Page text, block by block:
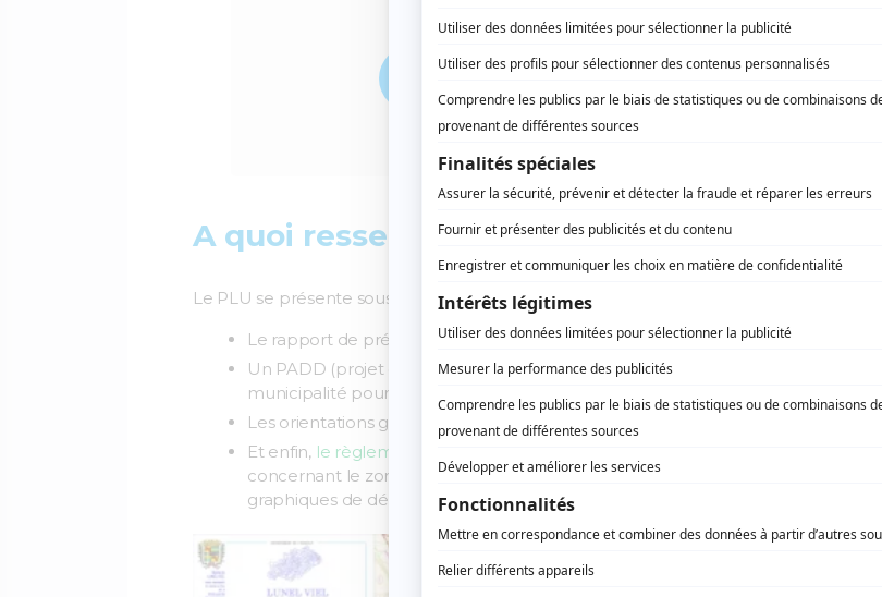
Découvrir la solution de déclaration de
A quoi ressemble un PLU ?
Le PLU se présente sous la forme d’un ensemble de documents, plans et cartes
Le rapport de présentation, qui explique le diagnostic du territoire couvert par
Un PADD (projet d’aménagement et de développement durable), qui a pour
municipalité pour l’aménagement du territoire.
Les orientations générales d’aménagement et de programmation (OAP), qui
Et enfin, le règlement du Plan Local d’Urbanisme
. C’est dans ce document
concernant le zonage en vigueur sur la commune. Ce sera très utile pour
graphiques de délimitation des zones.